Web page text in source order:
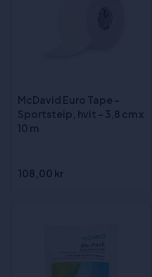
McDavid Euro Tape -
Sportsteip, hvit - 3,8 cm x
10 m
108,00 kr